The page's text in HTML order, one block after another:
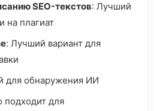
SEO-текстов: Лучший
на плагиат
: Лучший вариант для
для обнаружения ИИ
подходит для